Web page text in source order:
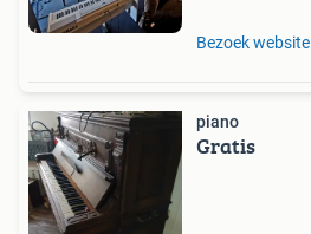
Bezoek website
piano
Gratis